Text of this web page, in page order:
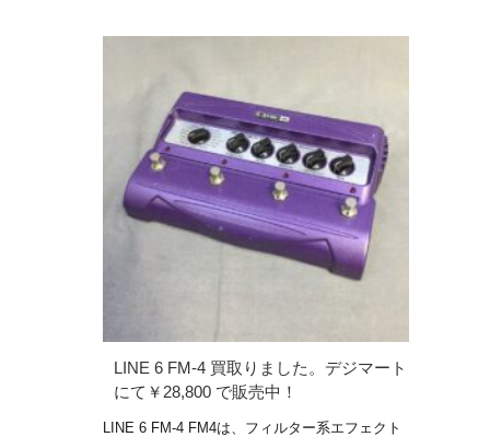
LINE 6 FM-4 買取りました。デジマート
にて￥28,800 で販売中！
LINE 6 FM-4 FM4は、フィルター系エフェクト